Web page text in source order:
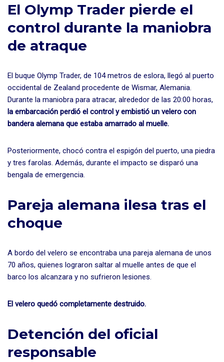
El Olymp Trader pierde el
control durante la maniobra
de atraque
El buque Olymp Trader, de 104 metros de eslora, llegó al puerto
occidental de Zealand procedente de Wismar, Alemania.
Durante la maniobra para atracar, alrededor de las 20:00 horas,
la embarcación perdió el control y embistió un velero con
bandera alemana que estaba amarrado al muelle.
Posteriormente, chocó contra el espigón del puerto, una piedra
y tres farolas. Además, durante el impacto se disparó una
bengala de emergencia.
Pareja alemana ilesa tras el
choque
A bordo del velero se encontraba una pareja alemana de unos
70 años, quienes lograron saltar al muelle antes de que el
barco los alcanzara y no sufrieron lesiones.
El velero quedó completamente destruido.
Detención del oficial
responsable